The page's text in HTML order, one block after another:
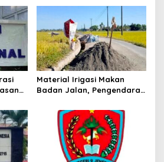
Fiktif Cek Kesehatan Gratis
Demi Kejar Target
Material Irigasi Makan
Badan Jalan, Pengendara